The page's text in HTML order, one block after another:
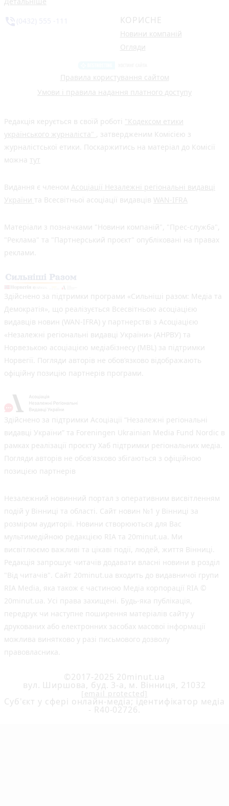
КОРИСНЕ
Новини компаній
Огляди
Правила користування сайтом
Умови і правила надання платного доступу
Редакція керується в своїй роботі "Кодексом етики
українського журналіста" , затвердженим Комісією з
журналістської етики. Поскаржитись на матеріал до Комісії
можна тут
Видання є членом Асоціації Незалежні регіональні видавці
України та Всесвітньої асоціації видавців WAN-IFRA
Матеріали з позначками "Новини компаній", "Прес-служба",
"Реклама" та "Партнерський проєкт" опубліковані на правах
реклами.
Здійснено за підтримки програми «Сильніші разом: Медіа та
Демократія», що реалізується Всесвітньою асоціацією
видавців новин (WAN-IFRA) у партнерстві з Асоціацією
«Незалежні регіональні видавці України» (АНРВУ) та
Норвезькою асоціацією медіабізнесу (MBL) за підтримки
Норвегії. Погляди авторів не обов’язково відображають
офіційну позицію партнерів програми.
Здійснено за підтримки Асоціації “Незалежні регіональні
видавці України” та Foreningen Ukrainian Media Fund Nordic в
рамках реалізації проєкту Хаб підтримки регіональних медіа.
Погляди авторів не обов'язково збігаються з офіційною
позицією партнерів
Незалежний новинний портал з оперативним висвітленням
подій у Вінниці та області. Сайт новин №1 у Вінниці за
розміром аудиторії. Новини створюються для Вас
мультимедійною редакцією RIA та 20minut.ua. Ми
висвітлюємо важливі та цікаві події, людей, життя Вінниці.
Редакція запрошує читачів додавати власні новини в розділ
"Від читачів". Сайт 20minut.ua входить до видавничої групи
RIA Media, яка також є частиною Медіа корпорації RIA ©
20minut.ua. Усі права захищені. Будь-яка публiкацiя,
передрук чи наступне поширення матеріалів сайту у
друкованих або електронних засобах масової інформації
можлива винятково у разі письмового дозволу
правовласника.
©2017-2025 20minut.ua
вул. Ширшова, буд. 3-а, м. Вінниця, 21032
[email protected]
Cуб'єкт у сфері онлайн-медіа; ідентифікатор медіа
- R40-02726.